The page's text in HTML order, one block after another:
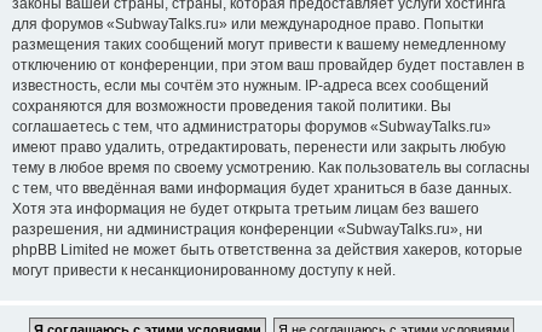
законы вашей страны, страны, которая предоставляет услуги хостинга
для форумов «SubwayTalks.ru» или международное право. Попытки
размещения таких сообщений могут привести к вашему немедленному
отключению от конференции, при этом ваш провайдер будет поставлен в
известность, если мы сочтём это нужным. IP-адреса всех сообщений
сохраняются для возможности проведения такой политики. Вы
соглашаетесь с тем, что администраторы форумов «SubwayTalks.ru»
имеют право удалить, отредактировать, перенести или закрыть любую
тему в любое время по своему усмотрению. Как пользователь вы согласны
с тем, что введённая вами информация будет храниться в базе данных.
Хотя эта информация не будет открыта третьим лицам без вашего
разрешения, ни администрация конференции «SubwayTalks.ru», ни
phpBB Limited не может быть ответственна за действия хакеров, которые
могут привести к несанкционированному доступу к ней.